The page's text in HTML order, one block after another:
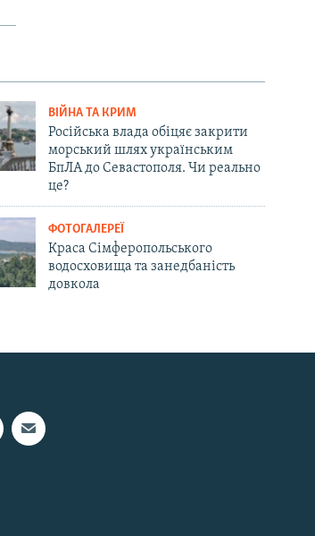
ВІЙНА ТА КРИМ
Російська влада обіцяє закрити
морський шлях українським
БпЛА до Севастополя. Чи реально
це?
ФОТОГАЛЕРЕЇ
Краса Сімферопольського
водосховища та занедбаність
довкола